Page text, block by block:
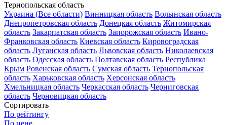
Тернопольская область
Украина (Все области) Винницкая область Волынская область
Днепропетровская область Донецкая область Житомирская
область Закарпатская область Запорожская область Ивано-
Франковская область Киевская область Кировоградская
область Луганская область Львовская область Николаевская
область Одесская область Полтавская область Республика
Крым Ровенская область Сумская область Тернопольская
область Харьковская область Херсонская область
Хмельницкая область Черкасская область Черниговская
область Черновицкая область
Сортировать
По рейтингу
По цене